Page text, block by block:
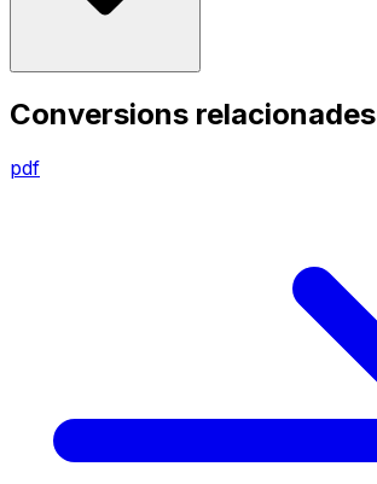
Conversions relacionades
pdf